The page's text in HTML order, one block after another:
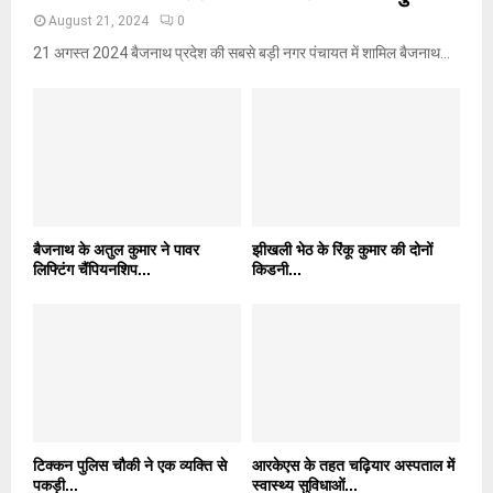
August 21, 2024 0
21 अगस्त 2024 बैजनाथ प्रदेश की सबसे बड़ी नगर पंचायत में शामिल बैजनाथ...
बैजनाथ के अतुल कुमार ने पावर
लिफ्टिंग चैंपियनशिप...
झीखली भेठ के रिंकू कुमार की दोनों
किडनी...
टिक्कन पुलिस चौकी ने एक व्यक्ति से
पकड़ी...
आरकेएस के तहत चढ़ियार अस्पताल में
स्वास्थ्य सुविधाओं...